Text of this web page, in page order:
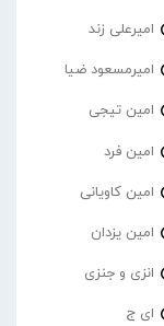
امیرعلی زند
امیرمسعود ضیا
امین تیجی
امین فرد
امین کاویانی
امین یزدان
انزی و جنزی
ای ج